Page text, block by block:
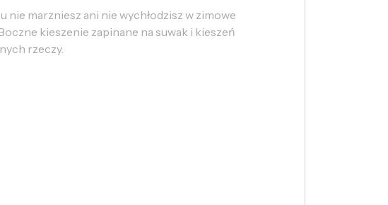
marzniesz ani nie wychłodzisz w zimowe
kieszenie zapinane na suwak i kieszeń
rzeczy.